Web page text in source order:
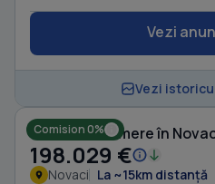
Vezi
Vezi
Comision 0%
Casă cu 4 camere în
198.029 €
Novaci La ~15km distanță